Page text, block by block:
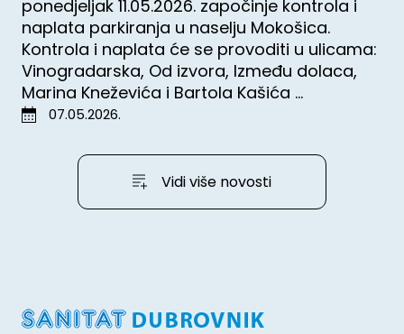
ponedjeljak 11.05.2026. započinje kontrola i
naplata parkiranja u naselju Mokošica.
Kontrola i naplata će se provoditi u ulicama:
Vinogradarska, Od izvora, Između dolaca,
Marina Kneževića i Bartola Kašića ...
07.05.2026.
Vidi više novosti